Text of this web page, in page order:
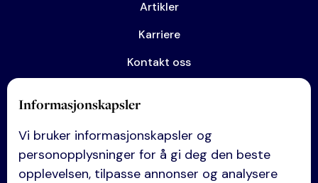
Informasjonskapsler
Vi bruker informasjonskapsler og
personopplysninger for å gi deg den beste
opplevelsen, tilpasse annonser og analysere
Artikler
Karriere
Kontakt oss
Kompetanse
Anskaffelser
Eiendom